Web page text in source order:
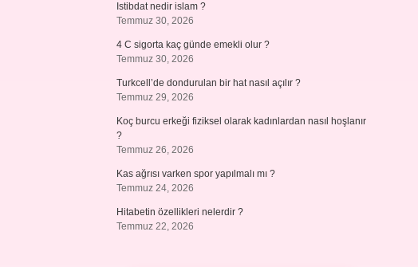
Istibdat nedir islam ?
Temmuz 30, 2026
4 C sigorta kaç günde emekli olur ?
Temmuz 30, 2026
Turkcell’de dondurulan bir hat nasıl açılır ?
Temmuz 29, 2026
Koç burcu erkeği fiziksel olarak kadınlardan nasıl hoşlanır
?
Temmuz 26, 2026
Kas ağrısı varken spor yapılmalı mı ?
Temmuz 24, 2026
Hitabetin özellikleri nelerdir ?
Temmuz 22, 2026